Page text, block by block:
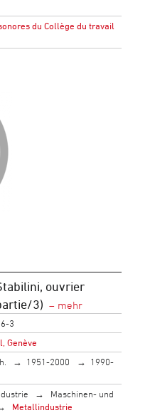
du Collège du travail
ouvrier
3)
3
Genève
1951-2000
1990-
Maschinen- und
Metallindustrie